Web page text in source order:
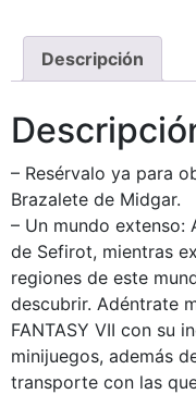
Descripción
– Resérvalo ya para
Brazalete de Midgar.
– Un mundo extenso:
de Sefirot, mientras
regiones de este
descubrir. Adéntrate
FANTASY VII con su
minijuegos, además
transporte con las